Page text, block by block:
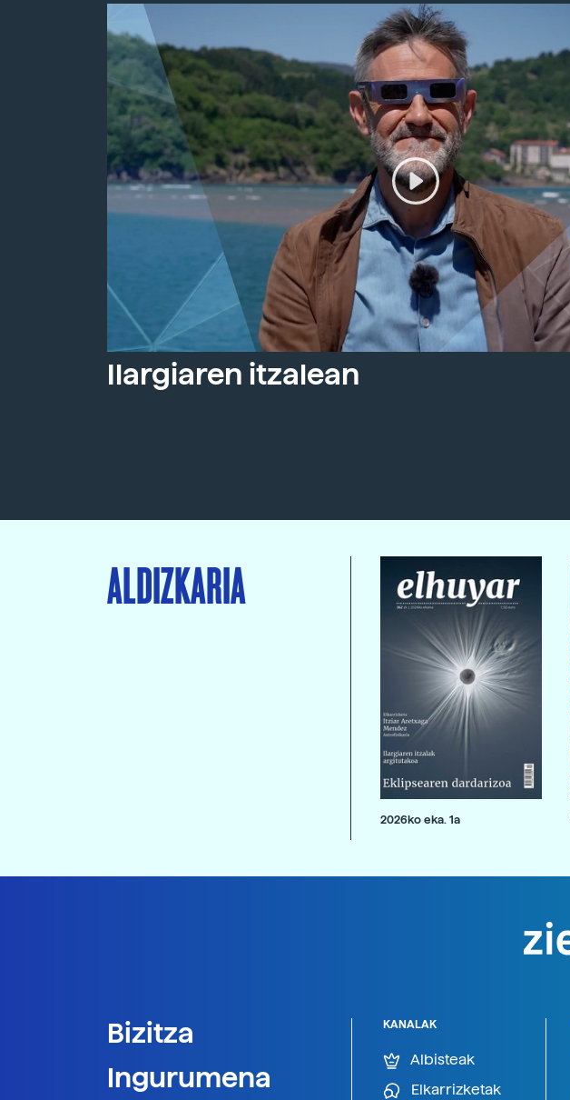
Ilargiaren itzalean
ALDIZKARIA
2026ko eka. 1a
Bizitza
Ingurumena
KANALAK
Albisteak
Elkarrizketak